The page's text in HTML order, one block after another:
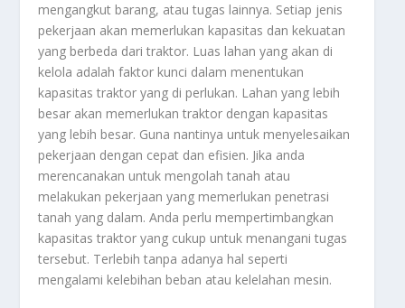
mengangkut barang, atau tugas lainnya. Setiap jenis
pekerjaan akan memerlukan kapasitas dan kekuatan
yang berbeda dari traktor. Luas lahan yang akan di
kelola adalah faktor kunci dalam menentukan
kapasitas traktor yang di perlukan. Lahan yang lebih
besar akan memerlukan traktor dengan kapasitas
yang lebih besar. Guna nantinya untuk menyelesaikan
pekerjaan dengan cepat dan efisien. Jika anda
merencanakan untuk mengolah tanah atau
melakukan pekerjaan yang memerlukan penetrasi
tanah yang dalam. Anda perlu mempertimbangkan
kapasitas traktor yang cukup untuk menangani tugas
tersebut. Terlebih tanpa adanya hal seperti
mengalami kelebihan beban atau kelelahan mesin.